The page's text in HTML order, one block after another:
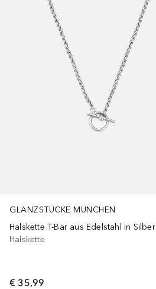
GLANZSTÜCKE MÜNCHEN
Halskette T-Bar aus Edelstahl in Silber
Halskette
€ 35,99